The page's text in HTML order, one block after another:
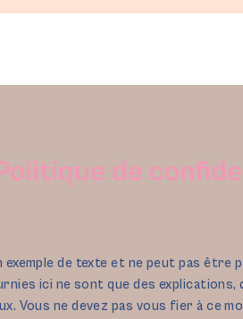
de
exemple de texte et ne peut pas être
ici ne sont que des explications,
Vous ne devez pas vous fier à ce